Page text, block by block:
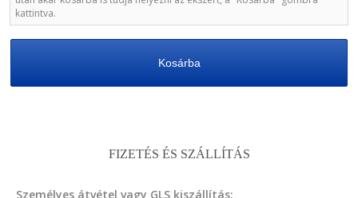
kattintva.
Kosárba
FIZETÉS ÉS SZÁLLÍTÁS
Személyes átvétel vagy GLS kiszállítás: